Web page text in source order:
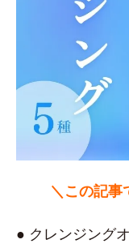
＼この記事
● クレンジング